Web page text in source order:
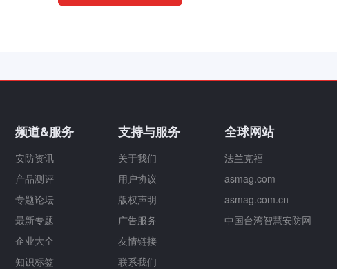
频道&服务
安防资讯
产品测评
专题论坛
最新专题
企业大全
知识标签
支持与服务
关于我们
用户协议
版权声明
广告服务
友情链接
联系我们
全球网站
法兰克福
asmag.com
asmag.com.cn
中国台湾智慧安防网